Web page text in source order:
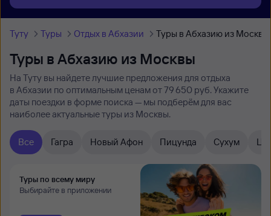
Туту Туры Отдых в Абхазии Туры в Абхазию из Москвы
Туры в Абхазию из Москвы
На Туту вы найдете лучшие предложения для отдыха
в Абхазии по оптимальным ценам от 79 ⁠650 руб. Укажите
даты поездки в форме поиска — мы подберём для вас
наиболее актуальные туры из Москвы.
Все Гагра Новый Афон Пицунда Сухум
Туры по всему миру
Выбирайте в приложении